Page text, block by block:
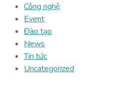
Công nghệ
Event
Đào tạo
News
Tin tức
Uncategorized